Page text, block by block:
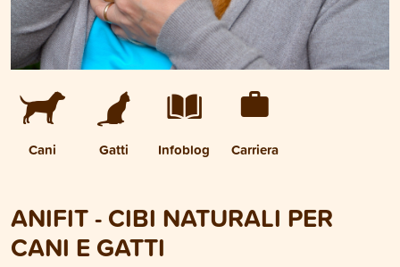
Cani Gatti Infoblog Carriera
ANIFIT - CIBI NATURALI PER
CANI E GATTI